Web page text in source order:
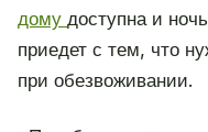
дому доступна и
приедет с тем, что
при обезвоживании.